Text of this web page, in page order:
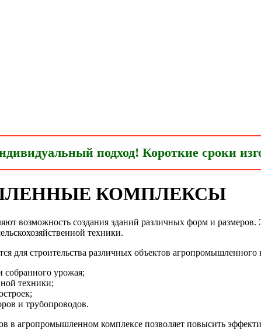
подход! Короткие сроки
КОМПЛЕКСЫ
возможность создания зданий различных форм и
техники.
для строительства различных объектов агропромышленного
собранного урожая;
техники;
и трубопроводов.
в агропромышленном комплексе позволяет повысить